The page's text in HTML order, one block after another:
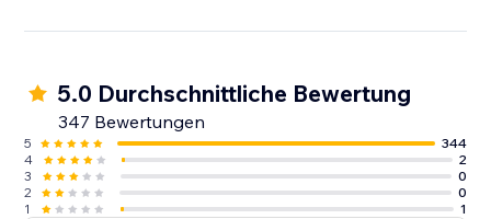
5.0 Durchschnittliche Bewertung
347 Bewertungen
5
344
4
2
3
0
2
0
1
1